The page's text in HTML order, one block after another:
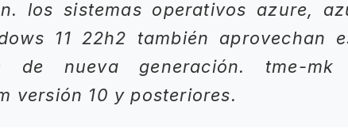
los sistemas operativos azure,
11 22h2 también aprovechan
de nueva generación. tme-mk
versión 10 y posteriores.